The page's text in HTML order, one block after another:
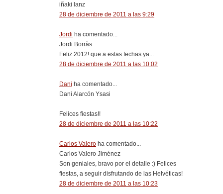
iñaki lanz
28 de diciembre de 2011 a las 9:29
Jordi ha comentado...
Jordi Borràs
Feliz 2012! que a estas fechas ya...
28 de diciembre de 2011 a las 10:02
Dani ha comentado...
Dani Alarcón Ysasi
Felices fiestas!!
28 de diciembre de 2011 a las 10:22
Carlos Valero ha comentado...
Carlos Valero Jiménez
Son geniales, bravo por el detalle :) Felices
fiestas, a seguir disfrutando de las Helvéticas!
28 de diciembre de 2011 a las 10:23